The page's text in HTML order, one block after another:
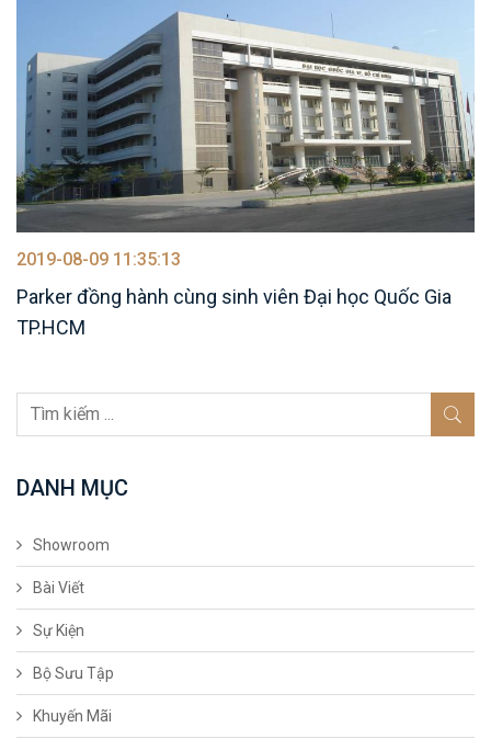
2019-08-09 11:35:13
Parker đồng hành cùng sinh viên Đại học Quốc Gia
TP.HCM
DANH MỤC
Showroom
Bài Viết
Sự Kiện
Bộ Sưu Tập
Khuyến Mãi